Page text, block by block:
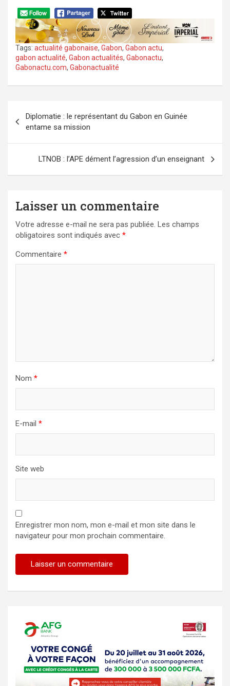
Tags: actualité gabonaise, Gabon, Gabon actu,
gabon actualité, Gabon actualités, Gabonactu,
Gabonactu.com, Gabonactualité
de
l’article
Diplomatie : le représentant du Gabon en Guinée
entame sa mission
LTNOB : l’APE dément l’agression d’un enseignant
Laisser un commentaire
Votre adresse e-mail ne sera pas publiée. Les champs
obligatoires sont indiqués avec *
Commentaire *
Nom *
E-mail *
Site web
Enregistrer mon nom, mon e-mail et mon site dans le
navigateur pour mon prochain commentaire.